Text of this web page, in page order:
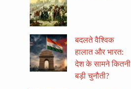
बदलते वैश्विक
हालात और भारत:
देश के सामने कितनी
बड़ी चुनौती?